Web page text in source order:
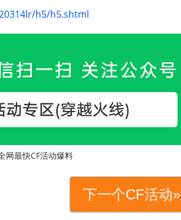
h5/h5.shtml
网最快CF活动爆料
下一个CF活动»